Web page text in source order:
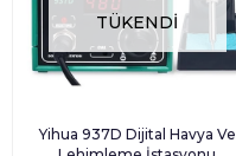
TÜKENDI
Yihua 937D Dijital Havya Ve